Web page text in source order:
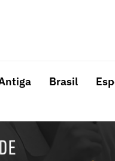
Brasil